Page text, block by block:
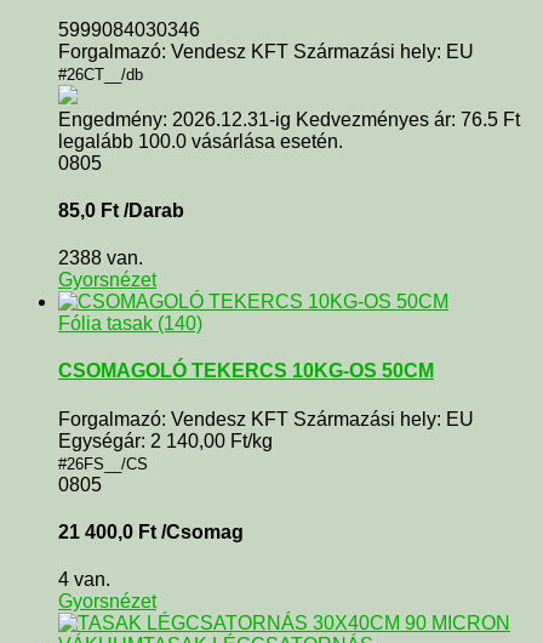
5999084030346
Forgalmazó: Vendesz KFT Származási hely: EU
#26CT__/db
Engedmény: 2026.12.31-ig Kedvezményes ár: 76.5 Ft
legalább 100.0 vásárlása esetén.
0805
85,0 Ft /Darab
2388 van.
Gyorsnézet
Fólia tasak (140)
CSOMAGOLÓ TEKERCS 10KG-OS 50CM
Forgalmazó: Vendesz KFT Származási hely: EU
Egységár: 2 140,00 Ft/kg
#26FS__/CS
0805
21 400,0 Ft /Csomag
4 van.
Gyorsnézet